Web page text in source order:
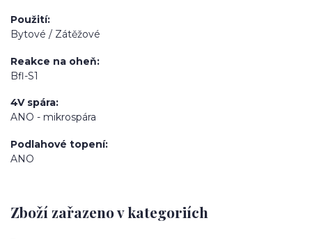
Použití
Bytové / Zátěžové
Reakce na oheň
Bfl-S1
4V spára
ANO - mikrospára
Podlahové topení
ANO
Zboží zařazeno v kategoriích